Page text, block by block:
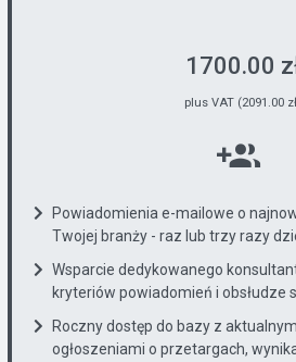
1700.00
plus VAT (2091.00
Powiadomienia e-mailowe o
Twojej branży - raz lub trzy razy
Wsparcie dedykowanego
kryteriów powiadomień i obsłudze
Roczny dostęp do bazy z
ogłoszeniami o przetargach,